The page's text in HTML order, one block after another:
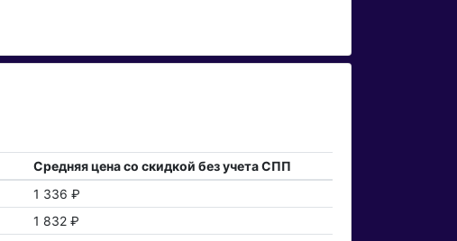
Средняя цена со скидкой без учета СПП
1 336 ₽
1 832 ₽